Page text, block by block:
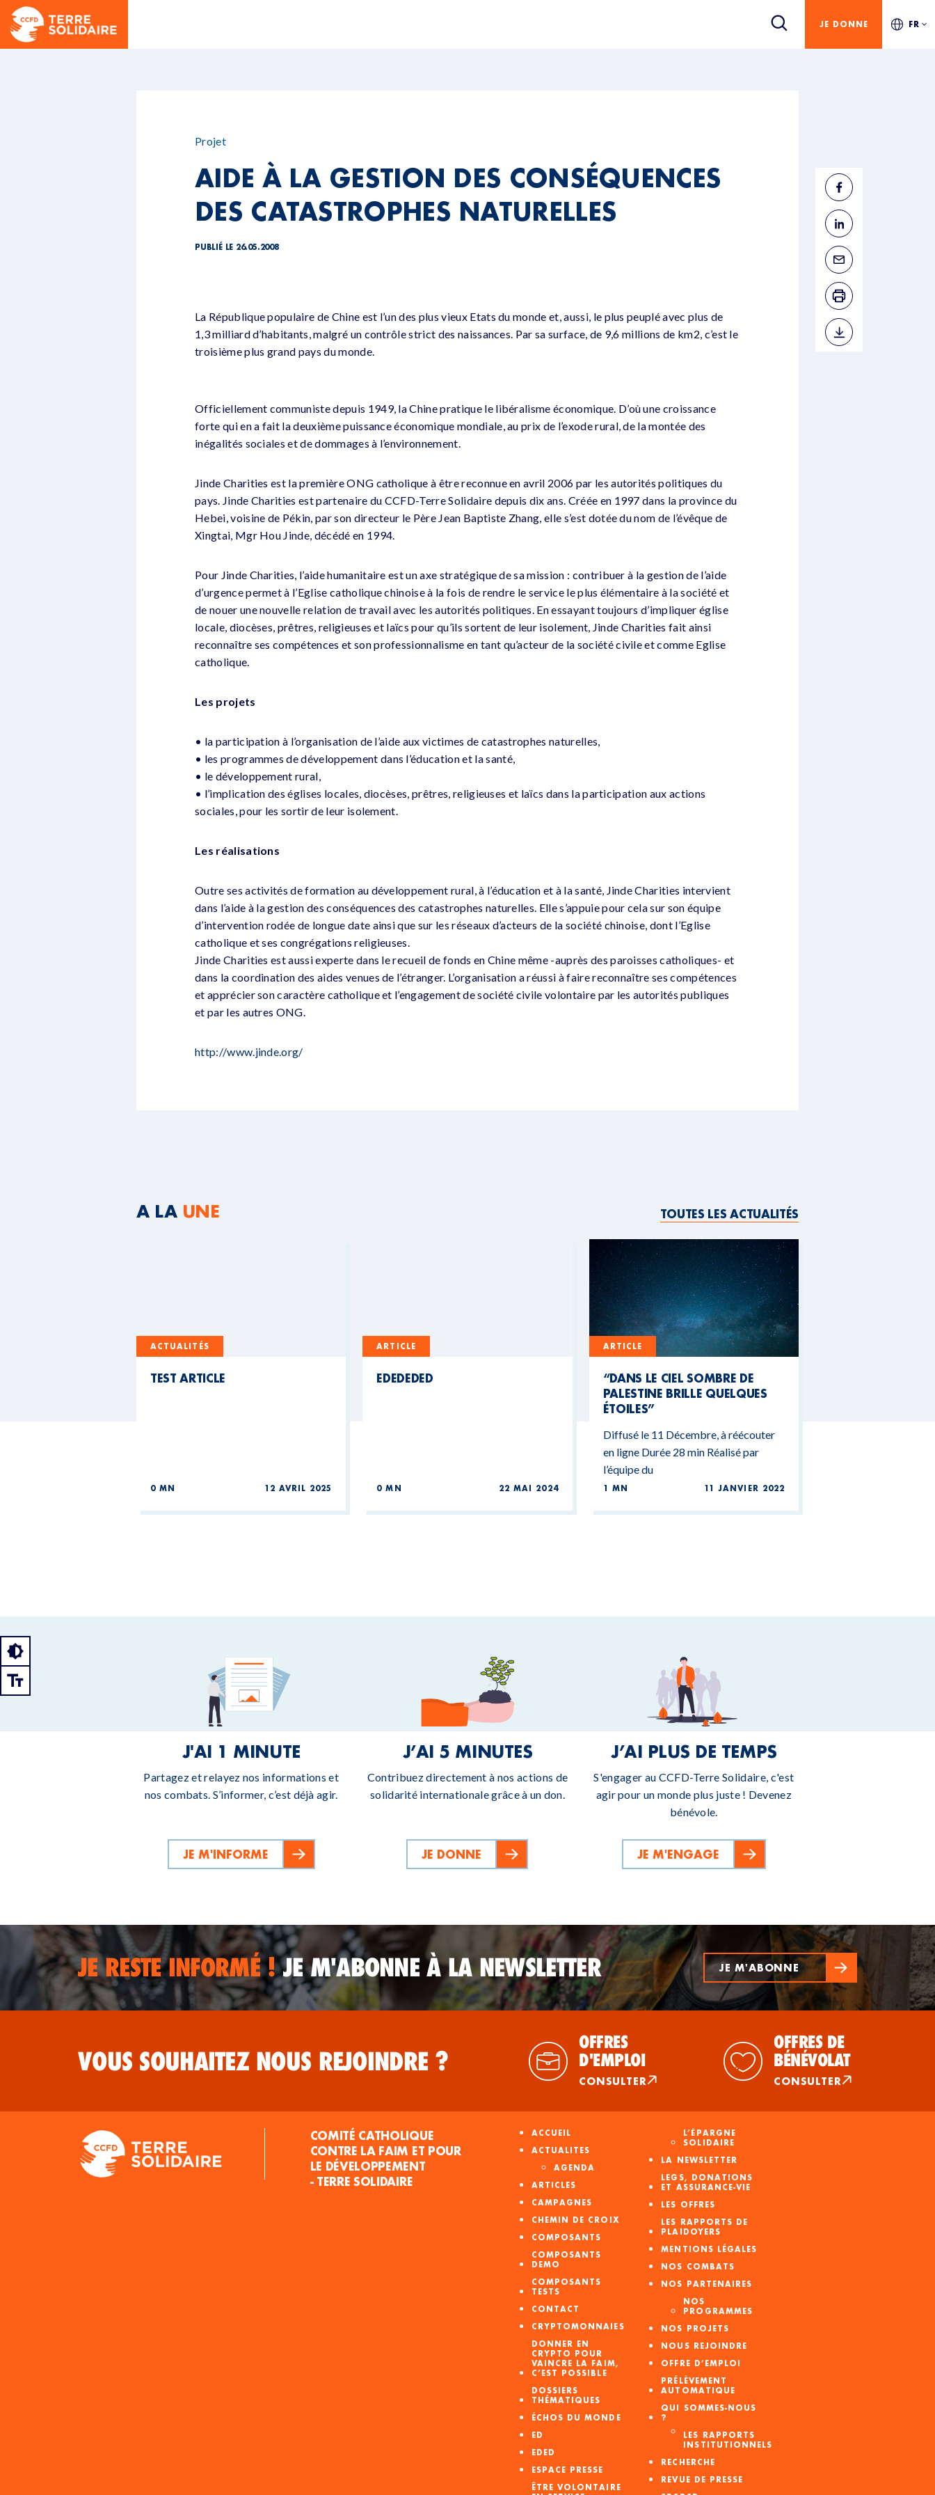
JE DONNE FR
Projet
AIDE À LA GESTION DES CONSÉQUENCES
DES CATASTROPHES NATURELLES
PUBLIÉ LE 26.05.2008
La République populaire de Chine est l’un des plus vieux Etats du monde et, aussi, le plus peuplé avec plus de
1,3 milliard d’habitants, malgré un contrôle strict des naissances. Par sa surface, de 9,6 millions de km2, c’est le
troisième plus grand pays du monde.
Officiellement communiste depuis 1949, la Chine pratique le libéralisme économique. D’où une croissance
forte qui en a fait la deuxième puissance économique mondiale, au prix de l’exode rural, de la montée des
inégalités sociales et de dommages à l’environnement.
Jinde Charities est la première ONG catholique à être reconnue en avril 2006 par les autorités politiques du
pays. Jinde Charities est partenaire du CCFD-Terre Solidaire depuis dix ans. Créée en 1997 dans la province du
Hebei, voisine de Pékin, par son directeur le Père Jean Baptiste Zhang, elle s’est dotée du nom de l’évêque de
Xingtai, Mgr Hou Jinde, décédé en 1994.
Pour Jinde Charities, l’aide humanitaire est un axe stratégique de sa mission : contribuer à la gestion de l’aide
d’urgence permet à l’Eglise catholique chinoise à la fois de rendre le service le plus élémentaire à la société et
de nouer une nouvelle relation de travail avec les autorités politiques. En essayant toujours d’impliquer église
locale, diocèses, prêtres, religieuses et laïcs pour qu’ils sortent de leur isolement, Jinde Charities fait ainsi
reconnaître ses compétences et son professionnalisme en tant qu’acteur de la société civile et comme Eglise
catholique.
Les projets
• la participation à l’organisation de l’aide aux victimes de catastrophes naturelles,
• les programmes de développement dans l’éducation et la santé,
• le développement rural,
• l’implication des églises locales, diocèses, prêtres, religieuses et laïcs dans la participation aux actions
sociales, pour les sortir de leur isolement.
Les réalisations
Outre ses activités de formation au développement rural, à l’éducation et à la santé, Jinde Charities intervient
dans l’aide à la gestion des conséquences des catastrophes naturelles. Elle s’appuie pour cela sur son équipe
d’intervention rodée de longue date ainsi que sur les réseaux d’acteurs de la société chinoise, dont l’Eglise
catholique et ses congrégations religieuses.
Jinde Charities est aussi experte dans le recueil de fonds en Chine même -auprès des paroisses catholiques- et
dans la coordination des aides venues de l’étranger. L’organisation a réussi à faire reconnaître ses compétences
et apprécier son caractère catholique et l’engagement de société civile volontaire par les autorités publiques
et par les autres ONG.
http://www.jinde.org/
A LA UNE TOUTES LES ACTUALITÉS
ACTUALITÉS
TEST ARTICLE
0 MN 12 AVRIL 2025
ARTICLE
EDEDEDED
0 MN 22 MAI 2024
ARTICLE
“DANS LE CIEL SOMBRE DE
PALESTINE BRILLE QUELQUES
ÉTOILES”
Diffusé le 11 Décembre, à réécouter
en ligne Durée 28 min Réalisé par
l’équipe du
1 MN 11 JANVIER 2022
J'AI 1 MINUTE
Partagez et relayez nos informations et
nos combats. S’informer, c’est déjà agir.
JE M'INFORME
J’AI 5 MINUTES
Contribuez directement à nos actions de
solidarité internationale grâce à un don.
JE DONNE
J’AI PLUS DE TEMPS
S'engager au CCFD-Terre Solidaire, c'est
agir pour un monde plus juste ! Devenez
bénévole.
JE M'ENGAGE
JE RESTE INFORMÉ !JE M'ABONNE À LA NEWSLETTER JE M'ABONNE
VOUS SOUHAITEZ NOUS REJOINDRE ?
OFFRES
D'EMPLOI
CONSULTER
OFFRES DE
BÉNÉVOLAT
CONSULTER
COMITÉ CATHOLIQUE
CONTRE LA FAIM ET POUR
LE DÉVELOPPEMENT
- TERRE SOLIDAIRE
ACCUEIL
ACTUALITES
AGENDA
ARTICLES
CAMPAGNES
CHEMIN DE CROIX
COMPOSANTS
COMPOSANTS
DEMO
COMPOSANTS
TESTS
CONTACT
CRYPTOMONNAIES
DONNER EN
CRYPTO POUR
VAINCRE LA FAIM,
C’EST POSSIBLE
DOSSIERS
THÉMATIQUES
ÉCHOS DU MONDE
ED
EDED
ESPACE PRESSE
ÊTRE VOLONTAIRE
L’ÉPARGNE
SOLIDAIRE
LA NEWSLETTER
LEGS, DONATIONS
ET ASSURANCE-VIE
LES OFFRES
LES RAPPORTS DE
PLAIDOYERS
MENTIONS LÉGALES
NOS COMBATS
NOS PARTENAIRES
NOS
PROGRAMMES
NOS PROJETS
NOUS REJOINDRE
OFFRE D’EMPLOI
PRÉLÈVEMENT
AUTOMATIQUE
QUI SOMMES-NOUS
?
LES RAPPORTS
INSTITUTIONNELS
RECHERCHE
REVUE DE PRESSE